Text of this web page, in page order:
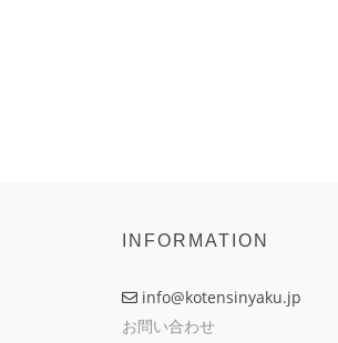
INFORMATION
info@kotensinyaku.jp
お問い合わせ